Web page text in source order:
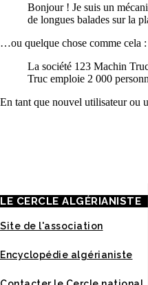
Bonjour ! Je suis un
de longues balades sur la
…ou quelque chose comme cela :
La société 123 Machin
Truc emploie 2 000
En tant que nouvel utilisateur ou
LE CERCLE ALGÉRIANISTE
Site de l'association
Encyclopédie algérianiste